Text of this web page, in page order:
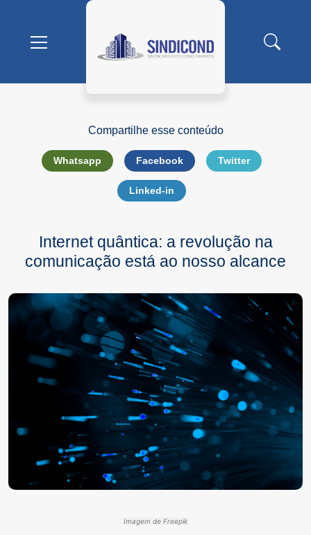
Mostrar/Esconder
Buscar
Compartilhe esse conteúdo
Whatsapp Facebook Twitter
Linked-in
Internet quântica: a revolução na
comunicação está ao nosso alcance
Imagem de Freepik